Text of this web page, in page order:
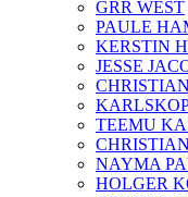
GRR WEST
PAULE
KERSTIN
JESSE
TEEMU
NAYMA
HOLGER